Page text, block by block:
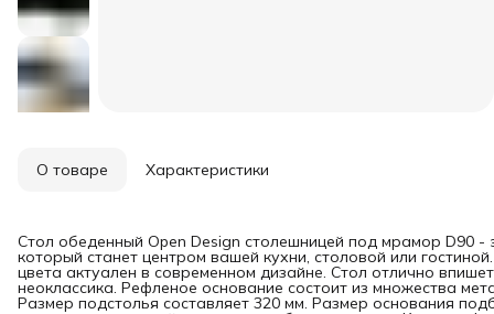
О товаре Характеристики
Стол обеденный Open Design столешницей под мрамор D90 -
который станет центром вашей кухни, столовой или
цвета актуален в современном дизайне. Стол отлично
неоклассика. Рефленое основание состоит из множества
Размер подстолья составляет 320 мм. Размер основания